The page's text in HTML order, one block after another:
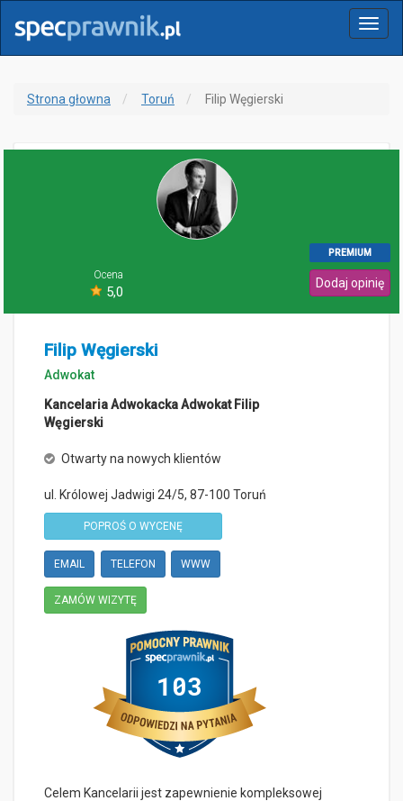
Menu
Strona głowna Toruń Filip Węgierski
PREMIUM
Ocena
5,0
Dodaj opinię
Filip Węgierski
Adwokat
Kancelaria Adwokacka Adwokat Filip
Węgierski
Otwarty na nowych klientów
ul. Królowej Jadwigi 24/5, 87-100 Toruń
POPROŚ O WYCENĘ
EMAIL TELEFON WWW
ZAMÓW WIZYTĘ
Celem Kancelarii jest zapewnienie kompleksowej